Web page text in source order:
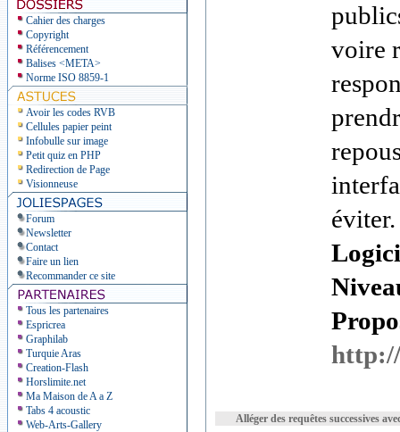
Cahier des charges
Copyright
Référencement
Balises <META>
Norme ISO 8859-1
Avoir les codes RVB
Cellules papier peint
Infobulle sur image
Petit quiz en PHP
Redirection de Page
Visionneuse
Forum
Newsletter
Contact
Faire un lien
Recommander ce site
Tous les partenaires
Espricrea
Graphilab
Turquie Aras
Creation-Flash
Horslimite.net
Ma Maison de A a Z
Tabs 4 acoustic
Web-Arts-Gallery
voire
éviter.
Alléger des requêtes successives